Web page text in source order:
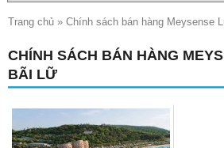
Trang chủ » Chính sách bán hàng Meysense
CHÍNH SÁCH BÁN HÀNG
BÃI LỮ